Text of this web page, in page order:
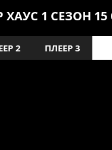
ХАУС 1 СЕЗОН
2 ПЛЕЕР 3